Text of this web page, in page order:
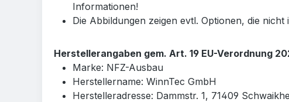
Informationen!
Die Abbildungen zeigen evtl. Optionen, die
Herstellerangaben gem. Art. 19 EU-Verordnung
Marke: NFZ-Ausbau
Herstellername: WinnTec GmbH
Herstelleradresse: Dammstr. 1, 71409